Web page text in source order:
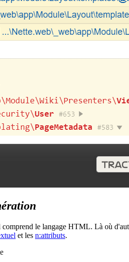
le langage HTML. Là où
et les n:attributs.